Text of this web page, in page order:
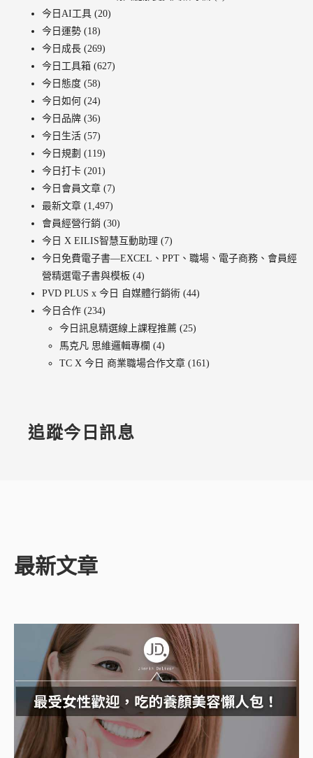
今日AI工具 (20)
今日運勢 (18)
今日成長 (269)
今日工具箱 (627)
今日態度 (58)
今日如何 (24)
今日品牌 (36)
今日生活 (57)
今日規劃 (119)
今日打卡 (201)
今日會員文章 (7)
最新文章 (1,497)
會員經營行銷 (30)
今日 X EILIS智慧互動助理 (7)
今日免費電子書—EXCEL、PPT、職場、電子商務、會員經
營精選電子書與模板 (4)
PVD PLUS x 今日 自媒體行銷術 (44)
今日合作 (234)
今日訊息精選線上課程推薦 (25)
馬克凡 思維邏輯專欄 (4)
TC X 今日 商業職場合作文章 (161)
追蹤今日訊息
最新文章